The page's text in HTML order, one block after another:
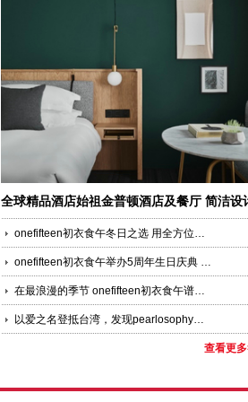
全球精品酒店始祖金普顿酒店及餐厅 简洁设
蕴藏台北时尚
onefifteen初衣食午冬日之选 用全方位的呵宠将自己裹入暖冬
onefifteen初衣食午举办5周年生日庆典 携手设计师带来独家“限”礼
在最浪漫的季节 onefifteen初衣食午谱写出一段早秋序曲
以爱之名登抵台湾，发现pearlosophy真珠美学源头奥义
查看更